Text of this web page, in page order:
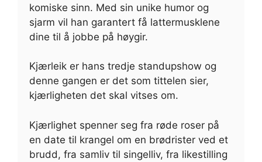
komiske sinn. Med sin unike humor og
sjarm vil han garantert få lattermusklene
dine til å jobbe på høygir.
Kjærleik er hans tredje standupshow og
denne gangen er det som tittelen sier,
kjærligheten det skal vitses om.
Kjærlighet spenner seg fra røde roser på
en date til krangel om en brødrister ved et
brudd, fra samliv til singelliv, fra likestilling